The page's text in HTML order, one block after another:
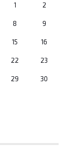
1
2
8 9
15 16
22 23
29 30